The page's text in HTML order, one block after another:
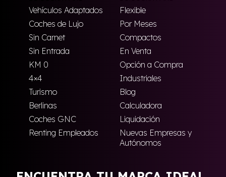
Vehículos Adaptados
Flexible
Coches de Lujo
Por Meses
Sin Carnet
Compactos
Sin Entrada
En Venta
KM 0
Opción a Compra
4×4
Industriales
Turismo
Blog
Berlinas
Calculadora
Coches GNC
Liquidación
Renting Empleados
Nuevas Empresas y
Autónomos